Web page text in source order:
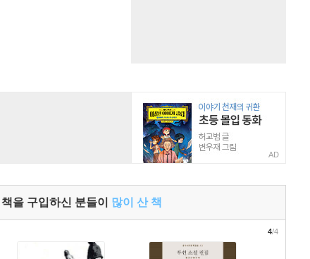
AD
을 구입하신 분들이 많이 산 책
4/4